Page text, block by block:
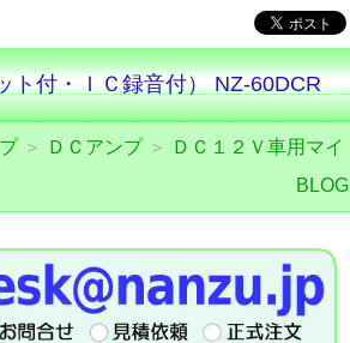
ト付・ＩＣ録音付） NZ-60DCR
＞ ＤＣアンプ＞
ＤＣ１２Ｖ車用マイ
BLOG